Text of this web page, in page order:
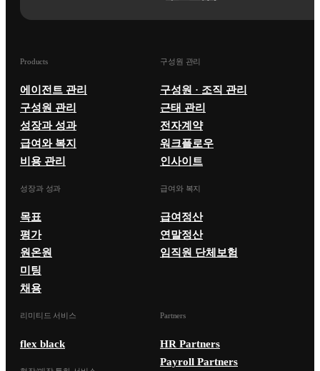
Products
에이전트 관리
구성원 관리
성장과 성과
급여와 복지
비용 관리
구성원 관리
구성원 · 조직 관리
근태 관리
전자계약
워크플로우
인사이트
성장과 성과
목표
평가
원온원
미팅
채용
급여와 복지
급여정산
연말정산
임직원 단체보험
리미티드 서비스
flex black
Partners
HR Partners
Payroll Partners